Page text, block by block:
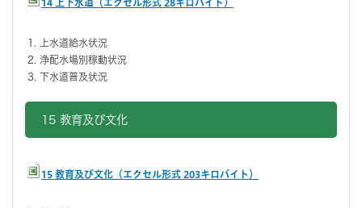
14 上下水道（エクセル形式 28キロバイト）
上水道給水状況
浄配水場別稼動状況
下水道普及状況
15 教育及び文化
15 教育及び文化（エクセル形式 203キロバイト）